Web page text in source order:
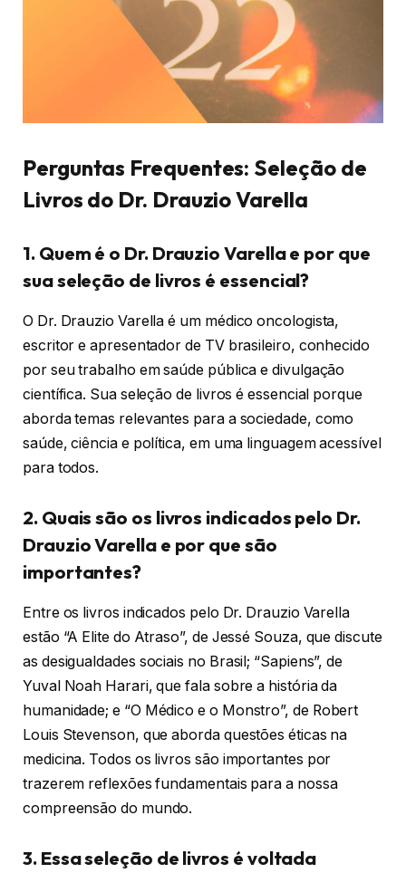
Perguntas Frequentes: Seleção de
Livros do Dr. Drauzio Varella
1. Quem é o Dr. Drauzio Varella e por que
sua seleção de livros é essencial?
O Dr. Drauzio Varella é um médico oncologista,
escritor e apresentador de TV brasileiro, conhecido
por seu trabalho em saúde pública e divulgação
científica. Sua seleção de livros é essencial porque
aborda temas relevantes para a sociedade, como
saúde, ciência e política, em uma linguagem acessível
para todos.
2. Quais são os livros indicados pelo Dr.
Drauzio Varella e por que são
importantes?
Entre os livros indicados pelo Dr. Drauzio Varella
estão “A Elite do Atraso”, de Jessé Souza, que discute
as desigualdades sociais no Brasil; “Sapiens”, de
Yuval Noah Harari, que fala sobre a história da
humanidade; e “O Médico e o Monstro”, de Robert
Louis Stevenson, que aborda questões éticas na
medicina. Todos os livros são importantes por
trazerem reflexões fundamentais para a nossa
compreensão do mundo.
3. Essa seleção de livros é voltada